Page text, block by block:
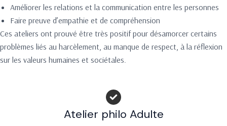
Améliorer les relations et la communication entre les personnes
Faire preuve d’empathie et de compréhension
Ces ateliers ont prouvé être très positif pour désamorcer certains
problèmes liés au harcèlement, au manque de respect, à la réflexion
sur les valeurs humaines et sociétales.
Atelier philo Adulte